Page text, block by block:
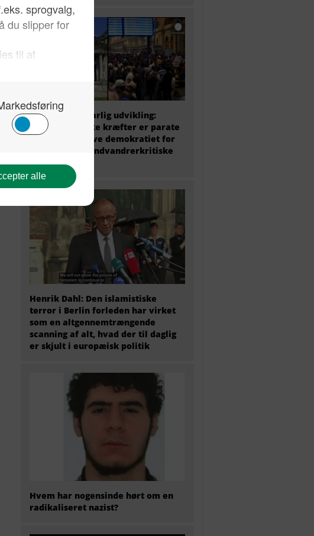
Tysk politik i farlig udvikling:
Stærke politiske kræfter er parate
til at undergrave demokratiet for
at ramme det indvandrerkritiske
AfD
Henrik Dahl: Den islamistiske
terror i Berlin forleden har virket
som en altgennemtrængende
scanning af alt, hvad der til daglig
er skjult i europæisk politik
Hvem har nogensinde hørt om en
radikaliseret nazist?